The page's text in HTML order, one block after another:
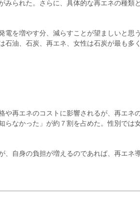
られた。さらに、具体的な再エネの種類
を増やす分、減らすことが望ましいと思
油、石炭、再エネ、女性は石炭が最も多
再エネのコストに影響されるが、再エネ
なかった」が約７割を占めた。性別では
自身の負担が増えるのであれば、再エネ